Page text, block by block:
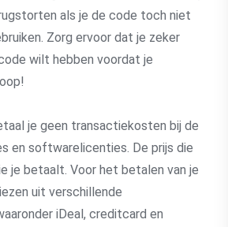
als je de code toch niet
Zorg ervoor dat je zeker
wilt hebben voordat je
je geen transactiekosten bij de
en softwarelicenties. De prijs die
je betaalt. Voor het betalen van je
uit verschillende
iDeal, creditcard en